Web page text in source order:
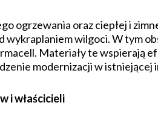
ogrzewania oraz ciepłej i
wykraplaniem wilgoci. W tym
Materiały te wspierają
modernizacji w
i właścicieli